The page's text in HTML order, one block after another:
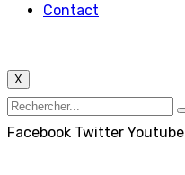
Contact
X
Facebook Twitter Youtube